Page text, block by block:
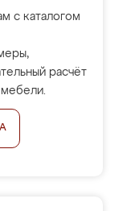
с каталогом
расчёт